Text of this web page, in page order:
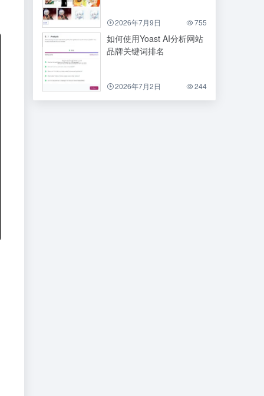
2026年7月9日 755
如何使用Yoast AI分析网站
品牌关键词排名
2026年7月2日 244